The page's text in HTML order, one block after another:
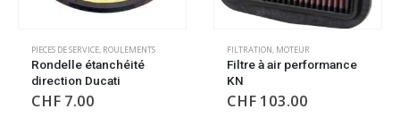
FILTRATION,MOTEUR
Filtre à air performance
KN
CHF 103.00
HUILES,PIECES DE SERVICE
Huile Cross Power 2T 1L
CHF